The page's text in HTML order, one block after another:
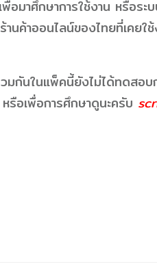
อมาศึกษาการใช้งาน หรือร
นค้าออนไลน์ของไทยที่เคยใ
กันในแพ็คนี้ยังไม่ได้ทดสอบ
รือเพื่อการศึกษาดูนะครับ